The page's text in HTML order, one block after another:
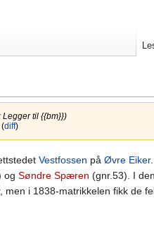
Legger til {{bm}})
(diff)
Vestfossen på Øvre Eiker
og Søndre Spæren (gnr.53). I
i 1838-matrikkelen fikk de